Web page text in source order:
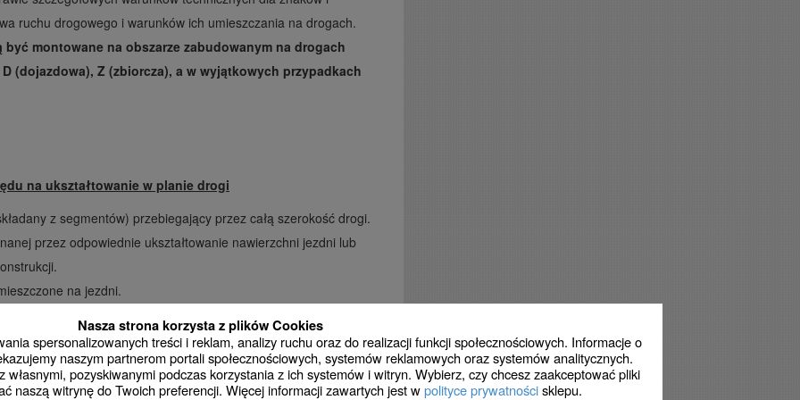
Nasza strona korzysta z plików Cookies
spersonalizowanych treści i reklam, analizy ruchu oraz do realizacji funkcji społecznościowych. Informacje o
naszym partnerom portali społecznościowych, systemów reklamowych oraz systemów analitycznych.
pozyskiwanymi podczas korzystania z ich systemów i witryn. Wybierz, czy chcesz zaakceptować pliki
naszą witrynę do Twoich preferencji. Więcej informacji zawartych jest wpolityce prywatnościsklepu.
ruchu drogowego i warunków ich umieszczania na drogach.
być montowane na obszarze zabudowanym na drogach
(dojazdowa), Z (zbiorcza), a w wyjątkowych przypadkach
na ukształtowanie w planie drogi
z segmentów) przebiegający przez całą szerokość drogi.
przez odpowiednie ukształtowanie nawierzchni jezdni lub
na jezdni.
(kształty i wymiary). Ze względu na ukształtowanie
forma, powierzchnia najazdowa składa się z dwóch odcinków